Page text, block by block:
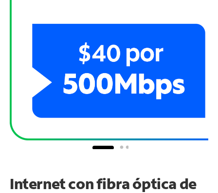
Internet con fibra óptica de